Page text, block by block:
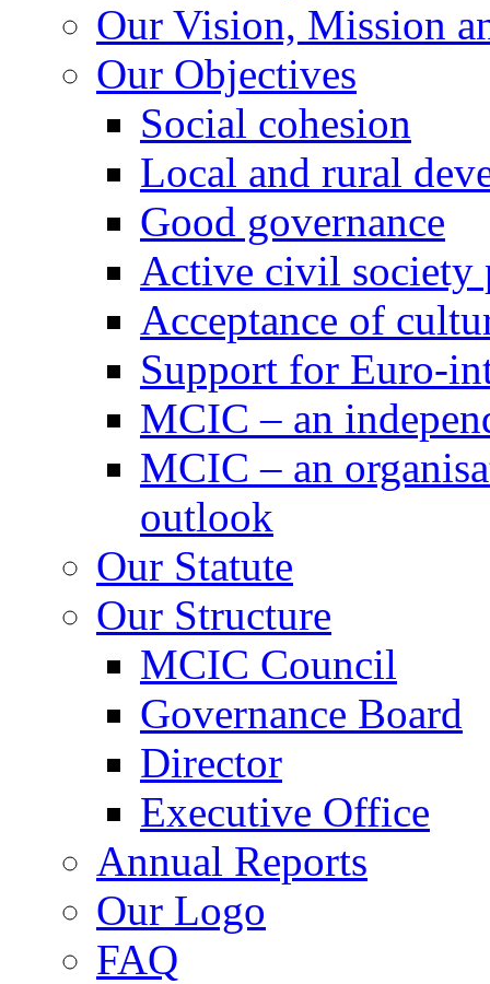
Our Vision, Mission
Our Objectives
Social cohesion
Local and rural
Good governance
Active civil society
Acceptance of
Support for Euro-
MCIC – an
MCIC – an
outlook
Our Statute
Our Structure
MCIC Council
Governance Board
Director
Executive Office
Annual Reports
Our Logo
FAQ